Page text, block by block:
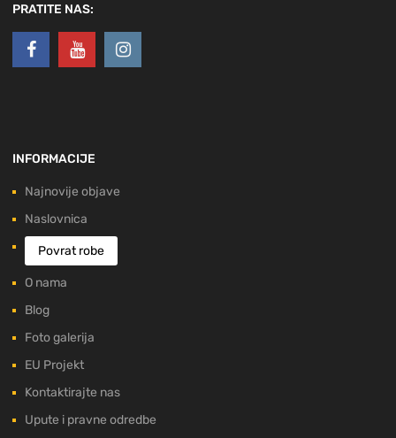
PRATITE NAS:
INFORMACIJE
Najnovije objave
Naslovnica
Povrat robe
O nama
Blog
Foto galerija
EU Projekt
Kontaktirajte nas
Upute i pravne odredbe